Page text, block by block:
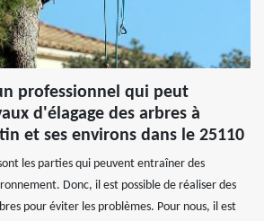
professionnel qui peut
d'élagage des arbres à
et ses environs dans le 25110
les parties qui peuvent entraîner des
Donc, il est possible de réaliser des
pour éviter les problèmes. Pour nous, il est